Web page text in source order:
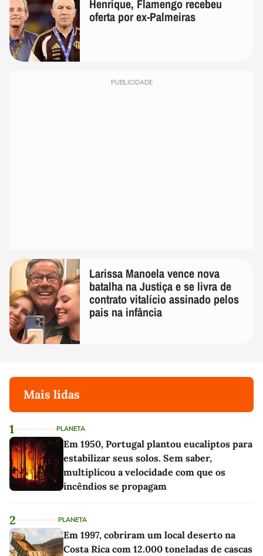
Henrique, Flamengo recebeu
oferta por ex-Palmeiras
PUBLICIDADE
Larissa Manoela vence nova
batalha na Justiça e se livra de
contrato vitalício assinado pelos
pais na infância
Mais lidas
1 PLANETA
Em 1950, Portugal plantou eucaliptos para
estabilizar seus solos. Sem saber,
multiplicou a velocidade com que os
incêndios se propagam
2 PLANETA
Em 1997, cobriram um local deserto na
Costa Rica com 12.000 toneladas de cascas